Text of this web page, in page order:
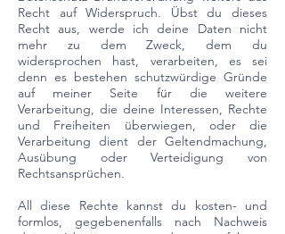
Recht auf Widerspruch. Übst du dieses
Recht aus, werde ich deine Daten nicht
mehr zu dem Zweck, dem du
widersprochen hast, verarbeiten, es sei
denn es bestehen schutzwürdige Gründe
auf meiner Seite für die weitere
Verarbeitung, die deine Interessen, Rechte
und Freiheiten überwiegen, oder die
Verarbeitung dient der Geltendmachung,
Ausübung oder Verteidigung von
Rechtsansprüchen.
All diese Rechte kannst du kosten- und
formlos, gegebenenfalls nach Nachweis